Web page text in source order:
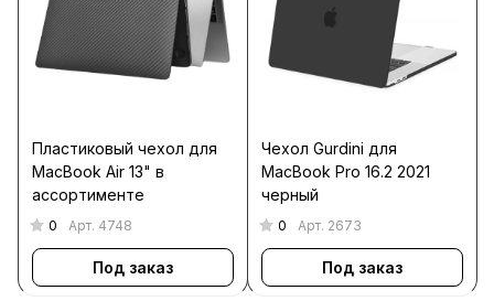
Пластиковый чехол для
MacBook Air 13" в
ассортименте
0 Арт. 4748
Под заказ
Чехол Gurdini для
MacBook Pro 16.2 2021
черный
0 Арт. 2673
Под заказ